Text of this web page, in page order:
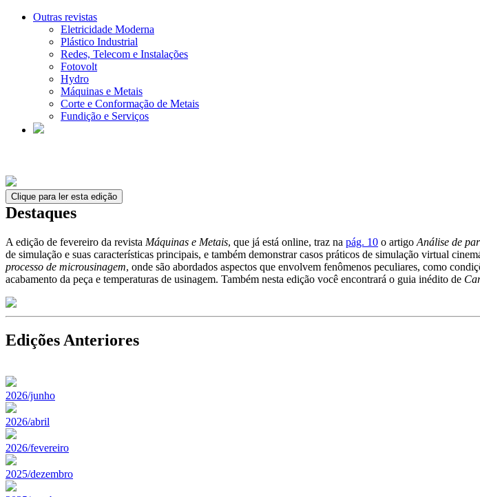
Outras revistas
Eletricidade Moderna
Plástico Industrial
Redes, Telecom e Instalações
Fotovolt
Hydro
Máquinas e Metais
Corte e Conformação de Metais
Fundição e Serviços
Clique para ler esta edição
Destaques
A edição de fevereiro da revista Máquinas e Metais, que já está online, traz na pág. 10 o artigo Análise de
de simulação e suas características principais, e também demonstrar casos práticos de simulação virtual
processo de microusinagem, onde são abordados aspectos que envolvem fenômenos peculiares, como
acabamento da peça e temperaturas de usinagem. Também nesta edição você encontrará o guia inédito de
Edições Anteriores
2026/junho
2026/abril
2026/fevereiro
2025/dezembro